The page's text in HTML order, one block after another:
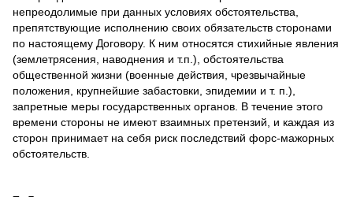
непреодолимые при данных условиях обстоятельства,
препятствующие исполнению своих обязательств сторонами
по настоящему Договору. К ним относятся стихийные явления
(землетрясения, наводнения и т.п.), обстоятельства
общественной жизни (военные действия, чрезвычайные
положения, крупнейшие забастовки, эпидемии и т. п.),
запретные меры государственных органов. В течение этого
времени стороны не имеют взаимных претензий, и каждая из
сторон принимает на себя риск последствий форс-мажорных
обстоятельств.